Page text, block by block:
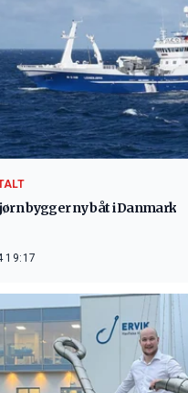
bygger ny båt i Danmark
19:17